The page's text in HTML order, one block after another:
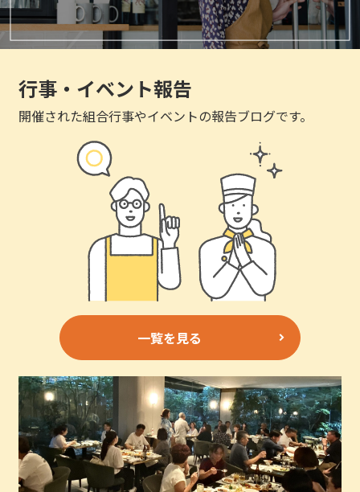
行事・イベント報告
開催された組合行事やイベントの報告ブログです。
一覧を見る